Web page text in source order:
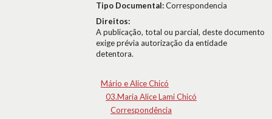
Tipo Documental:Correspondencia
Direitos:
A publicação, total ou parcial, deste documento
exige prévia autorização da entidade
detentora.
Mário e Alice Chicó
03.Maria Alice Lami Chicó
Correspondência